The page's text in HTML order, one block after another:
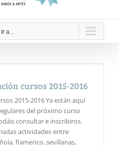
Ir a...
cursos 2015-2016
2015-2016 Ya están aquí
del próximo curso
consultar e inscribiros.
actividades entre
flamenco, sevillanas,